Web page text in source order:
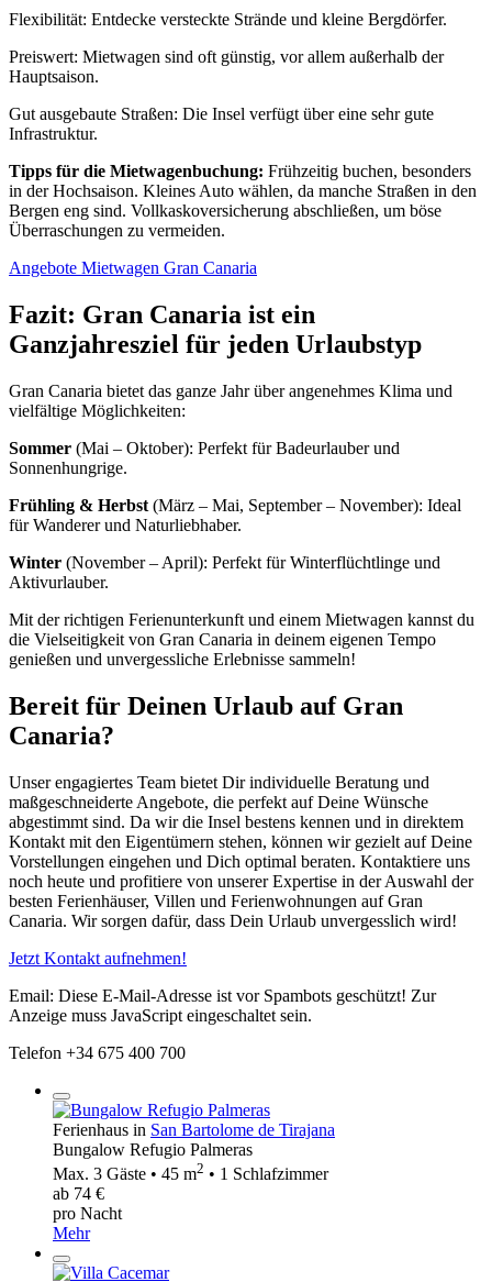
Flexibilität: Entdecke versteckte Strände und kleine Bergdörfer.
Preiswert: Mietwagen sind oft günstig, vor allem außerhalb der
Hauptsaison.
Gut ausgebaute Straßen: Die Insel verfügt über eine sehr gute
Infrastruktur.
Tipps für die Mietwagenbuchung: Frühzeitig buchen, besonders
in der Hochsaison. Kleines Auto wählen, da manche Straßen in den
Bergen eng sind. Vollkaskoversicherung abschließen, um böse
Überraschungen zu vermeiden.
Angebote Mietwagen Gran Canaria
Fazit: Gran Canaria ist ein
Ganzjahresziel für jeden Urlaubstyp
Gran Canaria bietet das ganze Jahr über angenehmes Klima und
vielfältige Möglichkeiten:
Sommer (Mai – Oktober): Perfekt für Badeurlauber und
Sonnenhungrige.
Frühling & Herbst (März – Mai, September – November): Ideal
für Wanderer und Naturliebhaber.
Winter (November – April): Perfekt für Winterflüchtlinge und
Aktivurlauber.
Mit der richtigen Ferienunterkunft und einem Mietwagen kannst du
die Vielseitigkeit von Gran Canaria in deinem eigenen Tempo
genießen und unvergessliche Erlebnisse sammeln!
Bereit für Deinen Urlaub auf Gran
Canaria?
Unser engagiertes Team bietet Dir individuelle Beratung und
maßgeschneiderte Angebote, die perfekt auf Deine Wünsche
abgestimmt sind. Da wir die Insel bestens kennen und in direktem
Kontakt mit den Eigentümern stehen, können wir gezielt auf Deine
Vorstellungen eingehen und Dich optimal beraten. Kontaktiere uns
noch heute und profitiere von unserer Expertise in der Auswahl der
besten Ferienhäuser, Villen und Ferienwohnungen auf Gran
Canaria. Wir sorgen dafür, dass Dein Urlaub unvergesslich wird!
Jetzt Kontakt aufnehmen!
Email: Diese E-Mail-Adresse ist vor Spambots geschützt! Zur
Anzeige muss JavaScript eingeschaltet sein.
Telefon +34 675 400 700
Ferienhaus in San Bartolome de Tirajana
Bungalow Refugio Palmeras
Max. 3 Gäste • 45 m2 • 1 Schlafzimmer
ab 74 €
pro Nacht
Mehr